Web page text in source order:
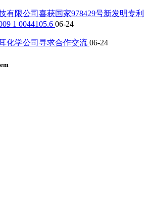
有限公司喜获国家978429号新发明专利
1 0044105.6 06-24
化学公司寻求合作交流 06-24